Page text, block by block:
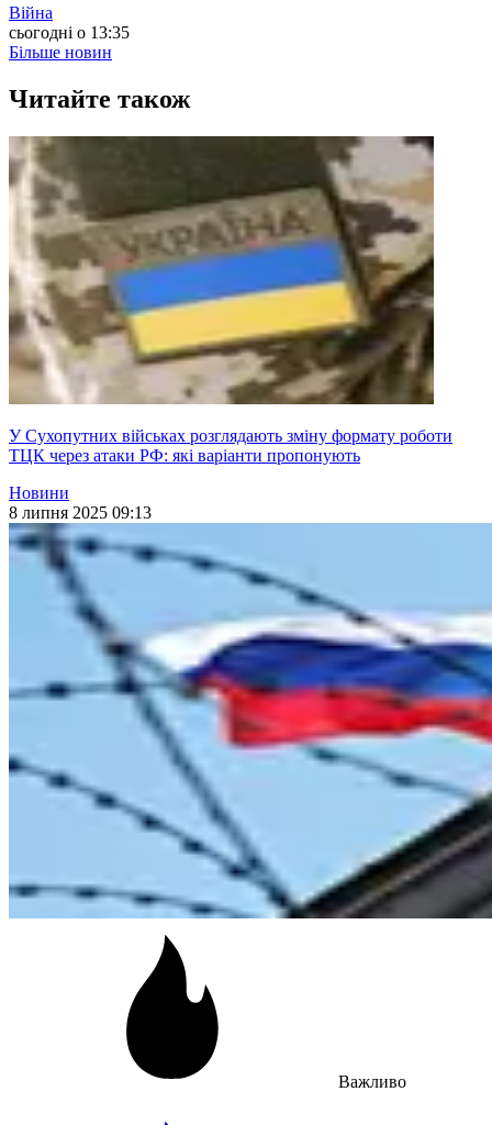
Війна
сьогодні о 13:35
Більше новин
Читайте також
У Сухопутних військах розглядають зміну формату роботи
ТЦК через атаки РФ: які варіанти пропонують
Новини
8 липня 2025 09:13
Важливо